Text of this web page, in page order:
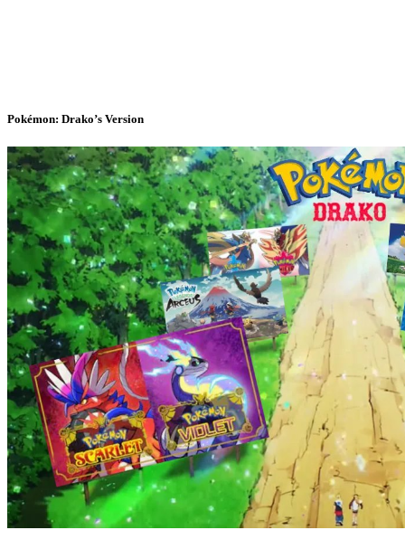
Pokémon: Drako’s Version